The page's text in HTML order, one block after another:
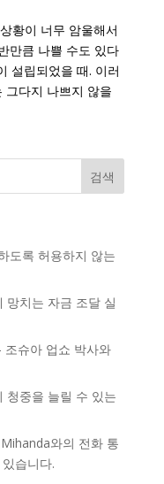
황이 너무 암울해서
만큼 나쁠 수도 있다
설립되었을 때. 이러
그다지 나쁘지 않을
도록 허용하지 않는
망치는 자금 조달 실
조슈아 업쇼 박사와
청중을 늘릴 수 있는
와의 전화 통
습니다.